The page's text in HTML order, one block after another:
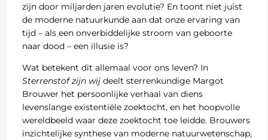
zijn door miljarden jaren evolutie? En toont niet juist
de moderne natuurkunde aan dat onze ervaring van
tijd – als een onverbiddelijke stroom van geboorte
naar dood – een illusie is?
Wat betekent dit allemaal voor ons leven? In
Sterrenstof zijn wijdeelt sterrenkundige Margot
Brouwer het persoonlijke verhaal van diens
levenslange existentiële zoektocht, en het hoopvolle
wereldbeeld waar deze zoektocht toe leidde. Brouwers
inzichtelijke synthese van moderne natuurwetenschap,